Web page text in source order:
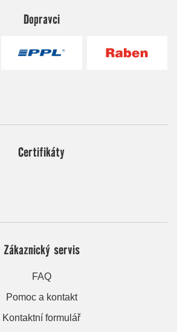
Dopravci
Certifikáty
Zákaznický servis
FAQ
Pomoc a kontakt
Kontaktní formulář